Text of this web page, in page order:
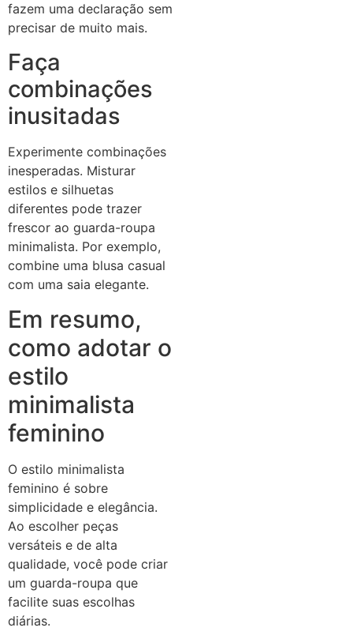
fazem uma declaração sem
precisar de muito mais.
Faça
combinações
inusitadas
Experimente combinações
inesperadas. Misturar
estilos e silhuetas
diferentes pode trazer
frescor ao guarda-roupa
minimalista. Por exemplo,
combine uma blusa casual
com uma saia elegante.
Em resumo,
como adotar o
estilo
minimalista
feminino
O estilo minimalista
feminino é sobre
simplicidade e elegância.
Ao escolher peças
versáteis e de alta
qualidade, você pode criar
um guarda-roupa que
facilite suas escolhas
diárias.